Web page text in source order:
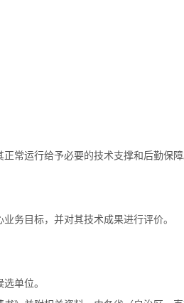
常运行给予必要的技术支撑和后勤保
务目标，并对其技术成果进行评价。
单位。